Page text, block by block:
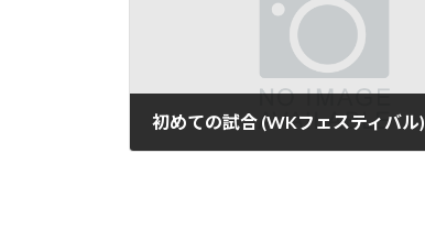
初めての試合 (WKフェスティバル)